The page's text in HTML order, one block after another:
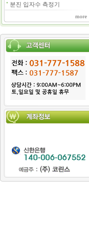
분진 입자수 측정기
more